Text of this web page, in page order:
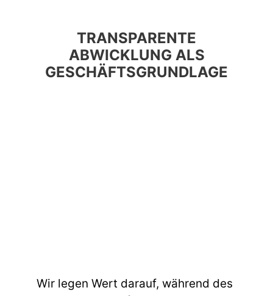
TRANSPARENTE
ABWICKLUNG ALS
GESCHÄFTSGRUNDLAGE
Wir legen Wert darauf, während des